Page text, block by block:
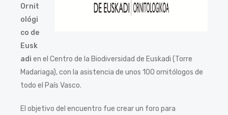
Ornit
ológi
co de
Eusk
adi en el Centro de la Biodiversidad de Euskadi (Torre
Madariaga), con la asistencia de unos 100 ornitólogos de
todo el País Vasco.
El objetivo del encuentro fue crear un foro para